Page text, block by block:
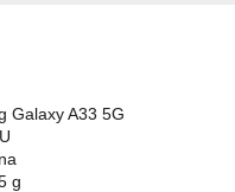
Galaxy A33 5G
g